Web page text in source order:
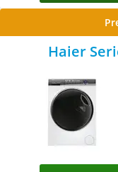
Haier